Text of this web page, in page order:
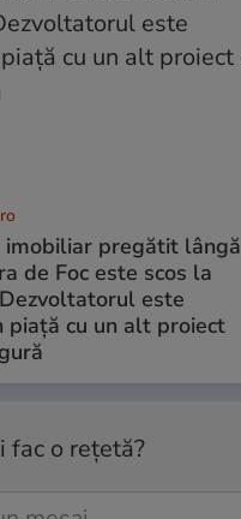
imobiliar pregătit lângă
de Foc este scos la
este
piață cu un alt proiect
fac o rețetă?